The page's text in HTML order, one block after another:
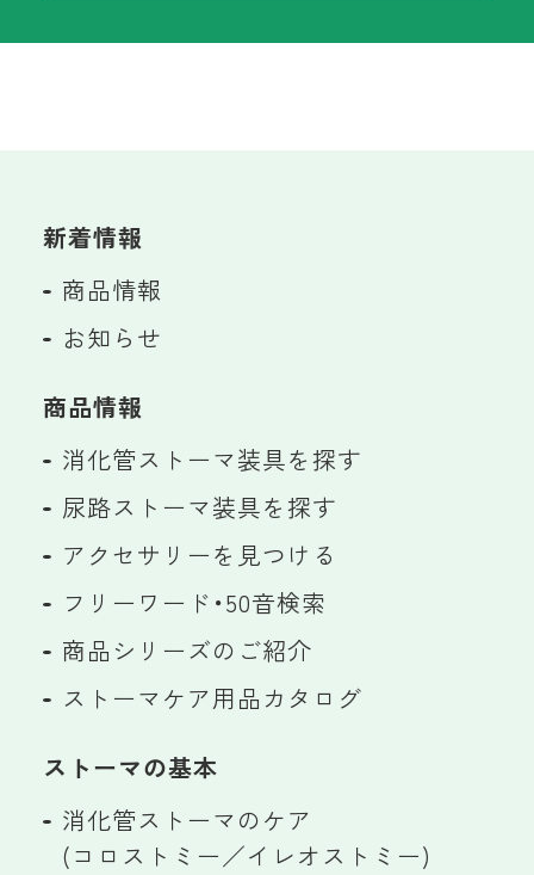
新着情報
商品情報
お知らせ
商品情報
消化管ストーマ装具を探す
尿路ストーマ装具を探す
アクセサリーを見つける
フリーワード・50音検索
商品シリーズのご紹介
ストーマケア用品カタログ
ストーマの基本
消化管ストーマのケア
(コロストミー／イレオストミー)